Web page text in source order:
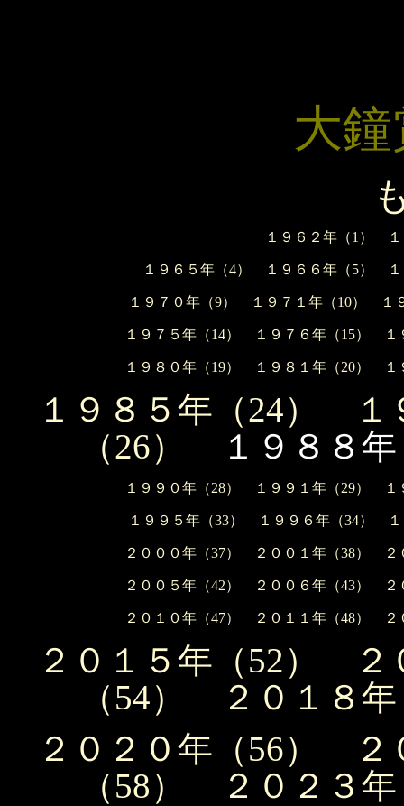
大
１９６２年（1）
１９６５年（4） １９６６年（5）
１９７０年（9） １９７１年（10） １
１９７５年（14） １９７６年（15）
１９８０年（19） １９８１年（20）
１９８５年（24）
（26）
１９８８
１９９０年（28） １９９１年（29）
１９９５年（33） １９９６年（34）
２０００年（37） ２００１年（38）
２００５年（42） ２００６年（43）
２０１０年（47） ２０１１年（48）
２０１５年（52）
（54）
２０１８
２０２０年（56）
（58）
２０２３